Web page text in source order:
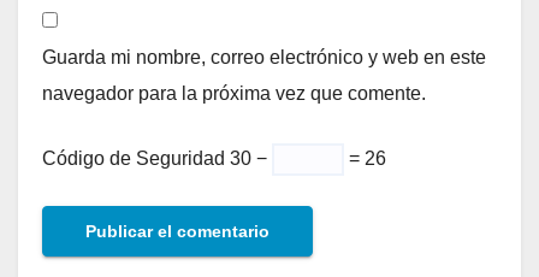
Guarda mi nombre, correo electrónico y web en este
navegador para la próxima vez que comente.
Código de Seguridad 30 − = 26